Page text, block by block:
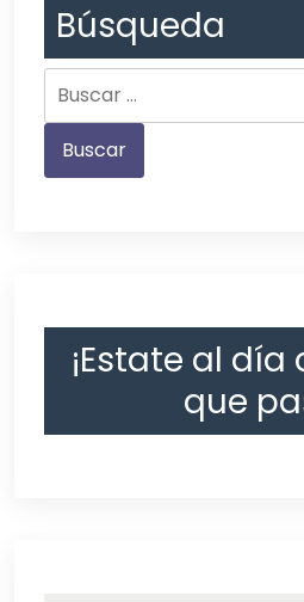
Búsqueda
¡Estate al
que